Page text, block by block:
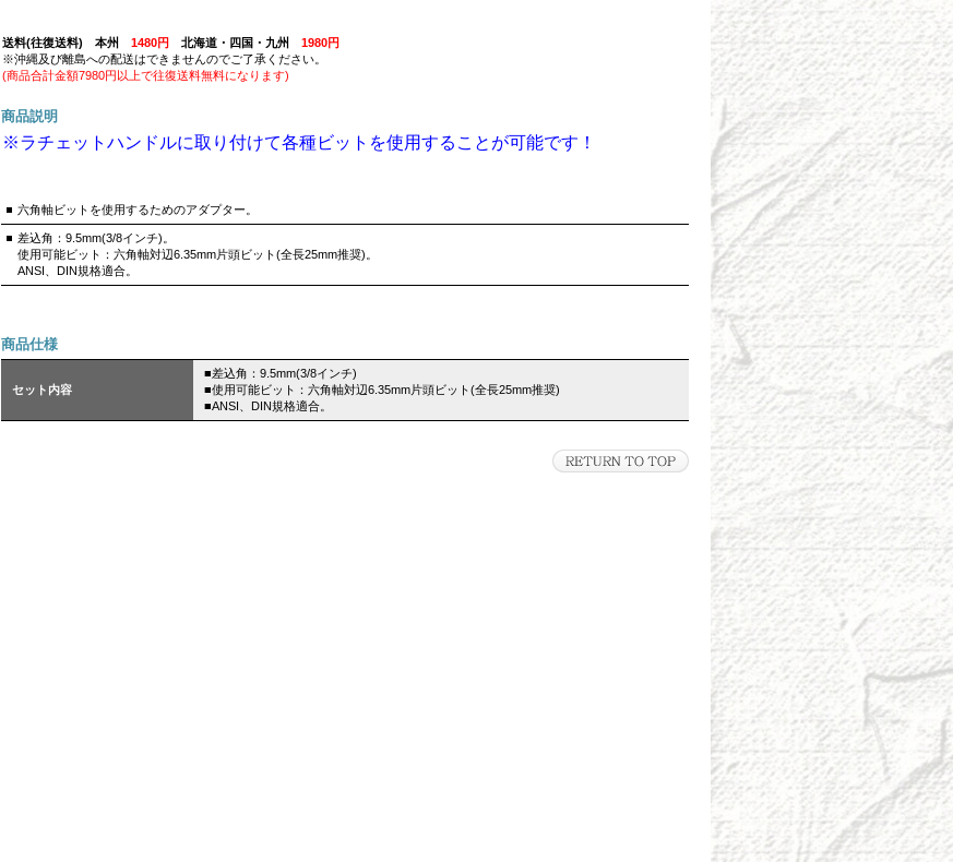
送料(往復送料) 本州1480円 北海道・四国・九州1980円
※沖縄及び離島への配送はできませんのでご了承ください。
(商品合計金額7980円以上で往復送料無料になります)
商品説明
※ラチェットハンドルに取り付けて各種ビットを使用することが可能です！
六角軸ビットを使用するためのアダプター。
差込角：9.5mm(3/8インチ)。
使用可能ビット：六角軸対辺6.35mm片頭ビット(全長25mm推奨)。
ANSI、DIN規格適合。
商品仕様
セット内容
■差込角：9.5mm(3/8インチ)
■使用可能ビット：六角軸対辺6.35mm片頭ビット(全長25mm推奨)
■ANSI、DIN規格適合。